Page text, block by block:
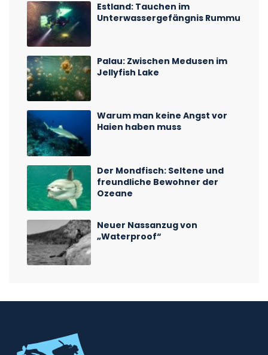
Estland: Tauchen im
Unterwassergefängnis Rummu
Palau: Zwischen Medusen im
Jellyfish Lake
Warum man keine Angst vor
Haien haben muss
Der Mondfisch: Seltene und
freundliche Bewohner der
Ozeane
Neuer Nassanzug von
„Waterproof“